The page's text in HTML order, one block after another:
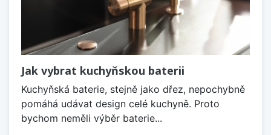
Jak vybrat kuchyňskou baterii
Kuchyňská baterie, stejně jako dřez, nepochybně
pomáhá udávat design celé kuchyně. Proto
bychom neměli výběr baterie...